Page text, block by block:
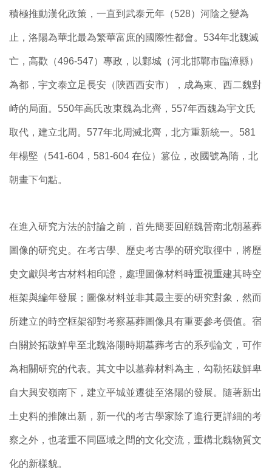
積極推動漢化政策，一直到武泰元年（528）河陰之變為
止，洛陽為華北最為繁華富庶的國際性都會。534年北魏滅
亡，高歡（496-547）專政，以鄴城（河北邯鄲市臨漳縣）
為都，宇文泰立足長安（陝西西安市），成為東、西二魏對
峙的局面。550年高氏改東魏為北齊，557年西魏為宇文氏
取代，建立北周。577年北周滅北齊，北方重新統一。581
年楊堅（541-604，581-604 在位）篡位，改國號為隋，北
朝畫下句點。
在進入研究方法的討論之前，首先簡要回顧魏晉南北朝墓葬
圖像的研究史。在考古學、歷史考古學的研究取徑中，將歷
史文獻與考古材料相印證，處理圖像材料時重視重建其時空
框架與編年發展；圖像材料並非其最主要的研究對象，然而
所建立的時空框架卻對考察墓葬圖像具有重要參考價值。宿
白關於拓跋鮮卑至北魏洛陽時期墓葬考古的系列論文，可作
為相關研究的代表。其文中以墓葬材料為主，勾勒拓跋鮮卑
自大興安嶺南下，建立平城並遷徙至洛陽的發展。隨著新出
土史料的推陳出新，新一代的考古學家除了進行更詳細的考
察之外，也著重不同區域之間的文化交流，重構北魏物質文
化的新樣貌。